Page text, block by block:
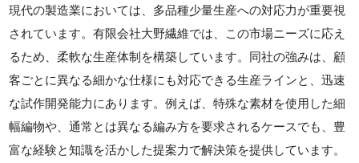
現代の製造業においては、多品種少量生産への対応力が重要視
されています。有限会社大野繊維では、この市場ニーズに応え
るため、柔軟な生産体制を構築しています。同社の強みは、顧
客ごとに異なる細かな仕様にも対応できる生産ラインと、迅速
な試作開発能力にあります。例えば、特殊な素材を使用した細
幅編物や、通常とは異なる編み方を要求されるケースでも、豊
富な経験と知識を活かした提案力で解決策を提供しています。